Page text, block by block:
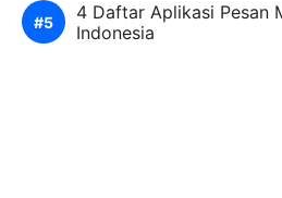
4 Daftar Aplikasi Pesan
Indonesia